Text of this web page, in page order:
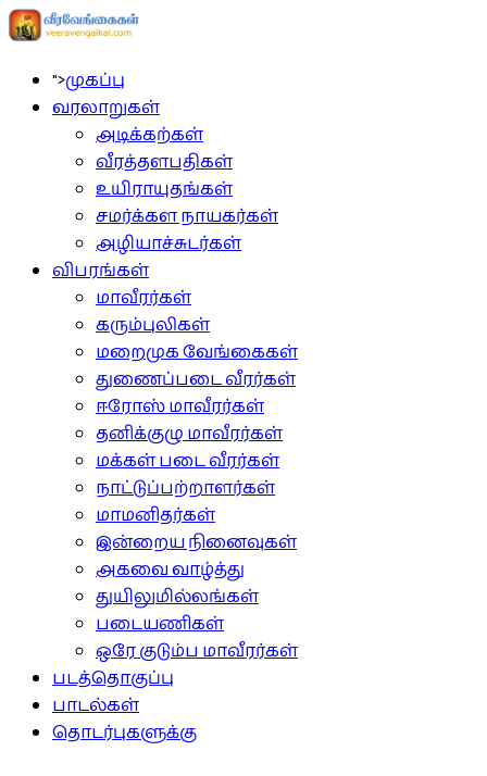
">முகப்பு
வரலாறுகள்
அடிக்கற்கள்
வீரத்தளபதிகள்
உயிராயுதங்கள்
சமர்க்கள நாயகர்கள்
அழியாச்சுடர்கள்
விபரங்கள்
மாவீரர்கள்
கரும்புலிகள்
மறைமுக வேங்கைகள்
துணைப்படை வீரர்கள்
ஈரோஸ் மாவீரர்கள்
தனிக்குழு மாவீரர்கள்
மக்கள் படை வீரர்கள்
நாட்டுப்பற்றாளர்கள்
மாமனிதர்கள்
இன்றைய நினைவுகள்
அகவை வாழ்த்து
துயிலுமில்லங்கள்
படையணிகள்
ஒரே குடும்ப மாவீரர்கள்
படத்தொகுப்பு
பாடல்கள்
தொடர்புகளுக்கு